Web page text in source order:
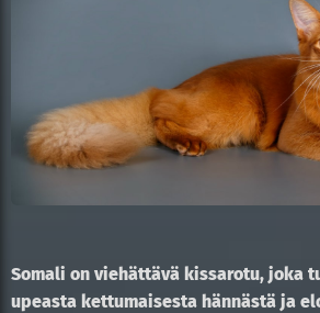
Somali on viehättävä kissarotu, joka
upeasta kettumaisesta hännästä ja